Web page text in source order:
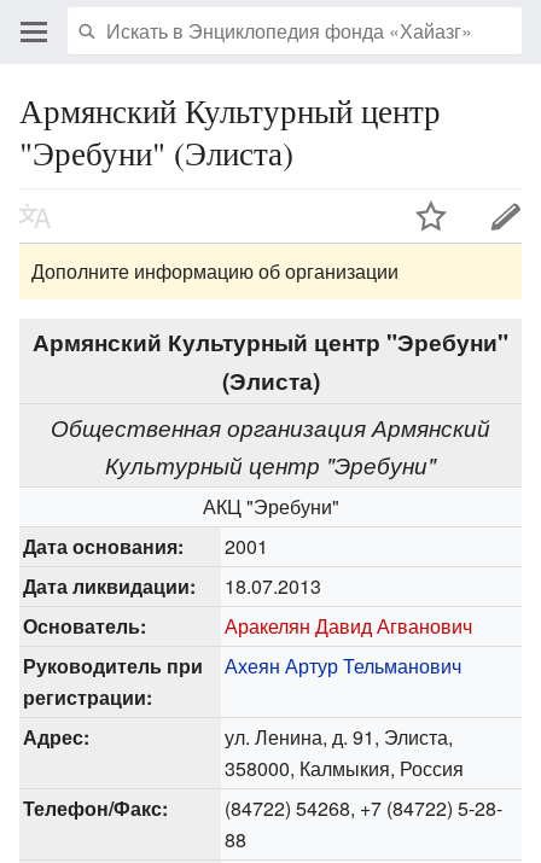
Армянский Культурный центр
"Эребуни" (Элиста)
Дополните информацию об организации
Армянский Культурный центр "Эребуни"
(Элиста)
Общественная организация Армянский
Культурный центр "Эребуни"
АКЦ "Эребуни"
Дата основания:
2001
Дата ликвидации:
18.07.2013
Основатель:
Аракелян Давид Агванович
Руководитель при
регистрации:
Ахеян Артур Тельманович
Адрес:
ул. Ленина, д. 91, Элиста,
358000, Калмыкия, Россия
Телефон/Факс:
(84722) 54268, +7 (84722) 5-28-
88